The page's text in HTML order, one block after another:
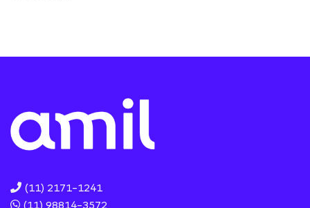
(11) 2171-1241
(11) 98814-3572